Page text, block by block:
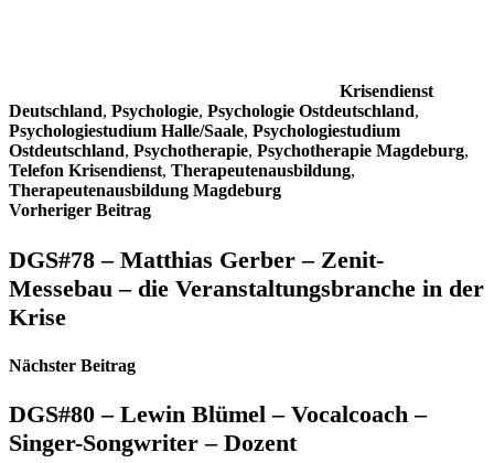
Krisendienst
Deutschland, Psychologie, Psychologie Ostdeutschland,
Psychologiestudium Halle/Saale, Psychologiestudium
Ostdeutschland, Psychotherapie, Psychotherapie Magdeburg,
Telefon Krisendienst, Therapeutenausbildung,
Therapeutenausbildung Magdeburg
Beitragsnavigation
Vorheriger Beitrag
DGS#78 – Matthias Gerber – Zenit-
Messebau – die Veranstaltungsbranche in der
Krise
Nächster Beitrag
DGS#80 – Lewin Blümel – Vocalcoach –
Singer-Songwriter – Dozent